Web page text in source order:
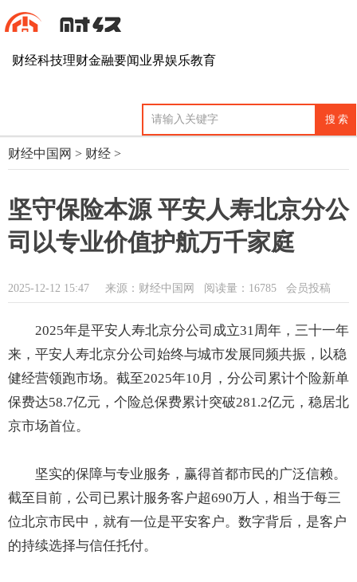
财经科技理财金融要闻业界娱乐教育
财经中国网 > 财经 >
坚守保险本源 平安人寿北京分公
司以专业价值护航万千家庭
2025-12-12 15:47 来源：财经中国网 阅读量：16785 会员投稿
2025年是平安人寿北京分公司成立31周年，三十一年
来，平安人寿北京分公司始终与城市发展同频共振，以稳
健经营领跑市场。截至2025年10月，分公司累计个险新单
保费达58.7亿元，个险总保费累计突破281.2亿元，稳居北
京市场首位。
坚实的保障与专业服务，赢得首都市民的广泛信赖。
截至目前，公司已累计服务客户超690万人，相当于每三
位北京市民中，就有一位是平安客户。数字背后，是客户
的持续选择与信任托付。